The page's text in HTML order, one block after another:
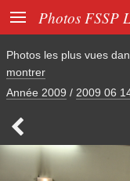
 Photos FSSP
Photos les plus vues
montrer
Année 2009 / 2009 06
